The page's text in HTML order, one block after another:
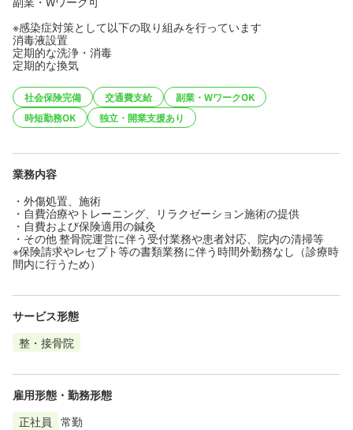
※感染症対策として以下の取り組みを行っています
消毒液設置
定期的な洗浄・消毒
定期的な換気
社会保険完備 交通費支給
副業・WワークOK
時短勤務OK
独立・開業支援あり
業務内容
・外傷処置、施術
・自費治療やトレーニング、リラクゼーション施術の提供
・自費および保険適用の鍼灸
・その他 整骨院運営に伴う受付業務や患者対応、院内の清掃等
※保険請求やレセプト等の書類業務に伴う時間外勤務なし（診療時
間内に行うため）
サービス形態
整・接骨院
雇用形態・勤務形態
正社員
常勤